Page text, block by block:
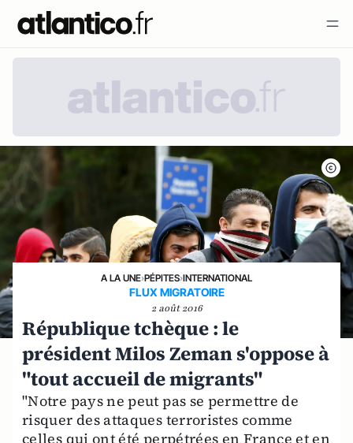
A LA UNE›PÉPITES›INTERNATIONAL
FLUX MIGRATOIRE
2 août 2016
République tchèque : le
président Milos Zeman s'oppose à
"tout accueil de migrants"
"Notre pays ne peut pas se permettre de
risquer des attaques terroristes comme
celles qui ont été perpétrées en France et en